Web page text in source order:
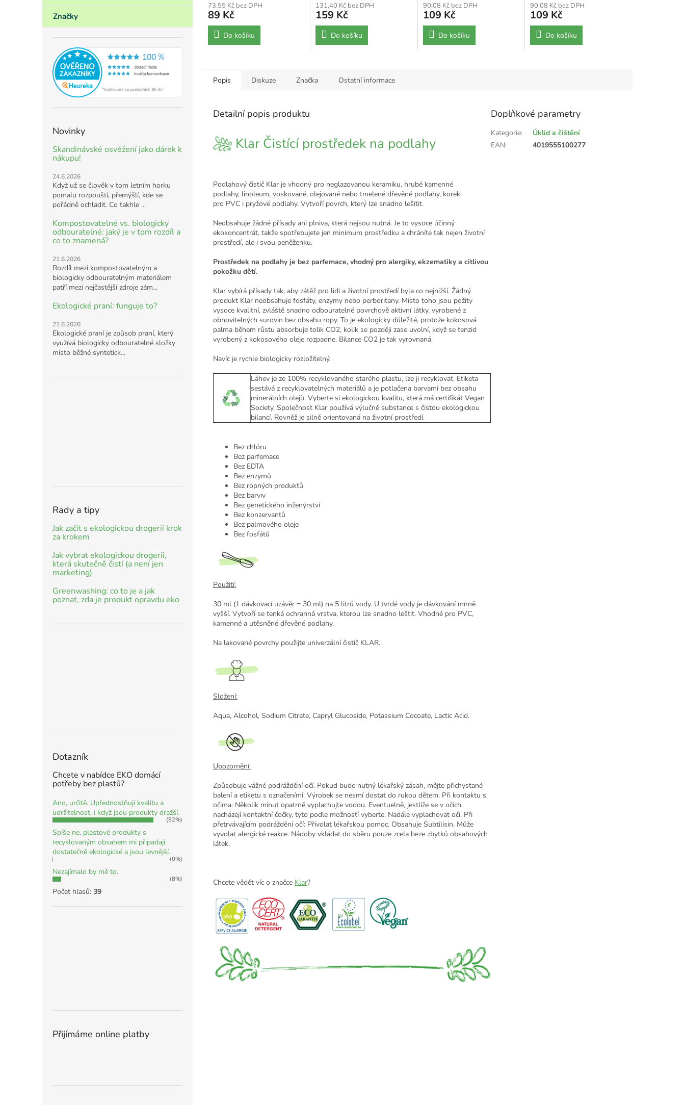
Značky
Novinky
Skandinávské osvěžení jako dárek k
nákupu!
24.6.2026
Když už se člověk v tom letním horku
pomalu rozpouští, přemýšlí, kde se
pořádně ochladit. Co takhle ...
Kompostovatelné vs. biologicky
odbouratelné: jaký je v tom rozdíl a
co to znamená?
21.6.2026
Rozdíl mezi kompostovatelným a
biologicky odbouratelným materiálem
patří mezi nejčastější zdroje zám...
Ekologické praní: funguje to?
21.6.2026
Ekologické praní je způsob praní, který
využívá biologicky odbouratelné složky
místo běžné syntetick...
Rady a tipy
Jak začít s ekologickou drogerií krok
za krokem
Jak vybrat ekologickou drogerii,
která skutečně čistí (a není jen
marketing)
Greenwashing: co to je a jak
poznat, zda je produkt opravdu eko
Dotazník
Chcete v nabídce EKO domácí
potřeby bez plastů?
Ano, určitě. Upřednostňuji kvalitu a
udržitelnost, i když jsou produkty dražší.
(92%)
Spíše ne, plastové produkty s
recyklovaným obsahem mi připadají
dostatečně ekologické a jsou levnější.
(0%)
Nezajímalo by mě to.
(8%)
Počet hlasů: 39
Přijímáme online platby
73,55 Kč bez DPH
89 Kč
Do košíku
131,40 Kč bez DPH
159 Kč
Do košíku
90,08 Kč bez DPH
109 Kč
Do košíku
90,08 Kč bez DPH
109 Kč
Do košíku
Popis Diskuze Značka Ostatní informace
Detailní popis produktu
Klar Čistící prostředek na podlahy
Podlahový čistič Klar je vhodný pro neglazovanou keramiku, hrubé kamenné
podlahy, linoleum, voskované, olejované nebo tmelené dřevěné podlahy, korek
pro PVC i pryžové podlahy. Vytvoří povrch, který lze snadno lešitit.
Neobsahuje žádné přísady ani plniva, která nejsou nutná. Je to vysoce účinný
ekokoncentrát, takže spotřebujete jen minimum prostředku a chráníte tak nejen životní
prostředí, ale i svou peněženku.
Prostředek na podlahy je bez parfemace, vhodný pro alergiky, ekzematiky a citlivou
pokožku dětí.
Klar vybírá přísady tak, aby zátěž pro lidi a životní prostředí byla co nejnižší. Žádný
produkt Klar neobsahuje fosfáty, enzymy nebo perboritany. Místo toho jsou požity
vysoce kvalitní, zvláště snadno odbouratelné povrchově aktivní látky, vyrobené z
obnovitelných surovin bez obsahu ropy. To je ekologicky důležité, protože kokosová
palma během růstu absorbuje tolik CO2, kolik se později zase uvolní, když se tenzid
vyrobený z kokosového oleje rozpadne. Bilance CO2 je tak vyrovnaná.
Navíc je rychle biologicky rozložitelný.
Láhev je ze 100% recyklovaného starého plastu, lze ji recyklovat. Etiketa
sestává z recyklovatelných materiálů a je potlačena barvami bez obsahu
minerálních olejů. Vyberte si ekologickou kvalitu, která má certifikát Vegan
Society. Společnost Klar používá výlučně substance s čistou ekologickou
bilancí. Rovněž je silně orientovaná na životní prostředí.
Bez chlóru
Bez parfemace
Bez EDTA
Bez enzymů
Bez ropných produktů
Bez barviv
Bez genetického inženýrství
Bez konzervantů
Bez palmového oleje
Bez fosfátů
Použití:
30 ml (1 dávkovací uzávěr = 30 ml) na 5 litrů vody. U tvrdé vody je dávkování mírně
vyšší. Vytvoří se tenká ochranná vrstva, kterou lze snadno leštit. Vhodné pro PVC,
kamenné a utěsněné dřevěné podlahy.
Na lakované povrchy použijte univerzální čistič KLAR.
Složení:
Aqua, Alcohol, Sodium Citrate, Capryl Glucoside, Potassium Cocoate, Lactic Acid.
Upozornění:
Způsobuje vážné podráždění očí. Pokud bude nutný lékařský zásah, mějte přichystané
balení a etiketu s označeními. Výrobek se nesmí dostat do rukou dětem. Při kontaktu s
očima: Několik minut opatrně vyplachujte vodou. Eventuelně, jestliže se v očích
nacházejí kontaktní čočky, tyto podle možností vyberte. Nadále vyplachovat oči. Při
přetrvávajícím podráždění očí: Přivolat lékařskou pomoc. Obsahuje Subtilisin. Může
vyvolat alergické reakce. Nádoby vkládat do sběru pouze zcela beze zbytků obsahových
látek.
Chcete vědět víc o značce Klar?
Doplňkové parametry
Kategorie:
Úklid a čištění
EAN: 4019555100277